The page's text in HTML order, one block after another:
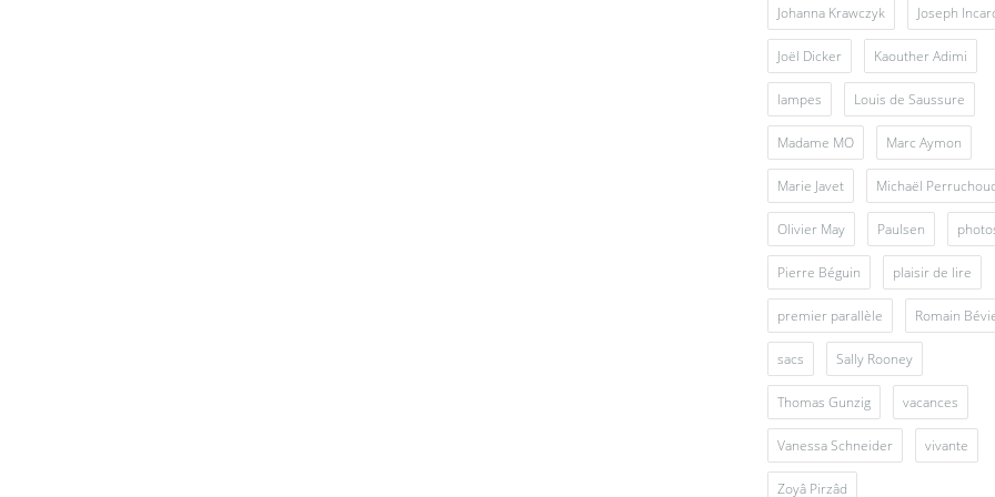
Johanna Krawczyk Joseph
Joël Dicker Kaouther Adimi
lampes Louis de Saussure
Madame MO Marc Aymon
Marie Javet Michaël
Olivier May Paulsen
Pierre Béguin plaisir de lire
premier parallèle Romain
sacs Sally Rooney
Thomas Gunzig vacances
Vanessa Schneider vivante
Zoyâ Pirzâd